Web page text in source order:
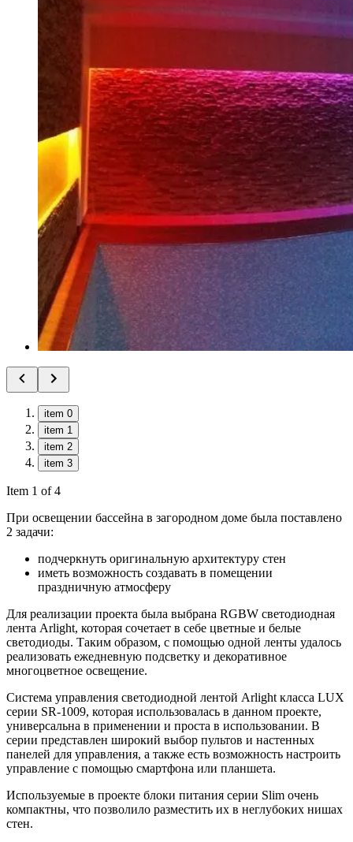
item 0
item 1
item 2
item 3
Item 1 of 4
При освещении бассейна в загородном доме была поставлено
2 задачи:
подчеркнуть оригинальную архитектуру стен
иметь возможность создавать в помещении
праздничную атмосферу
Для реализации проекта была выбрана RGBW светодиодная
лента Arlight, которая сочетает в себе цветные и белые
светодиоды. Таким образом, с помощью одной ленты удалось
реализовать ежедневную подсветку и декоративное
многоцветное освещение.
Система управления светодиодной лентой Arlight класса LUX
серии SR-1009, которая использовалась в данном проекте,
универсальна в применении и проста в использовании. В
серии представлен широкий выбор пультов и настенных
панелей для управления, а также есть возможность настроить
управление с помощью смартфона или планшета.
Используемые в проекте блоки питания серии Slim очень
компактны, что позволило разместить их в неглубоких нишах
стен.